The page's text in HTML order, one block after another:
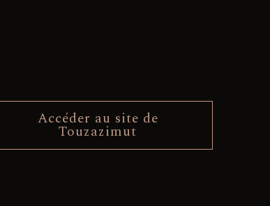
Accéder au site de
Touzazimut